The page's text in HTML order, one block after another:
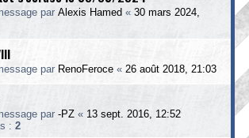
par Alexis Hamed « 30 mars 2024,
par RenoFeroce « 26 août 2018, 21:03
par -PZ « 13 sept. 2016, 12:52
: 2